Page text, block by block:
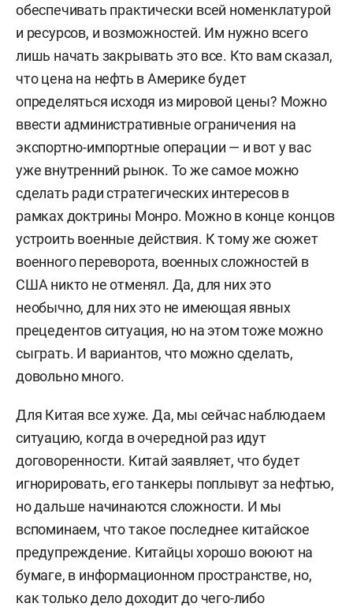
Владелец авторского телеграм-канала
«Геостратег» (более 130 тыс. подписчиков).
обеспечивать практически всей номенклатурой
и ресурсов, и возможностей. Им нужно всего
лишь начать закрывать это все. Кто вам сказал,
что цена на нефть в Америке будет
определяться исходя из мировой цены? Можно
ввести административные ограничения на
экспортно-импортные операции — и вот у вас
уже внутренний рынок. То же самое можно
сделать ради стратегических интересов в
рамках доктрины Монро. Можно в конце концов
устроить военные действия. К тому же сюжет
военного переворота, военных сложностей в
США никто не отменял. Да, для них это
необычно, для них это не имеющая явных
прецедентов ситуация, но на этом тоже можно
сыграть. И вариантов, что можно сделать,
довольно много.
Для Китая все хуже.Да, мы сейчас наблюдаем
ситуацию, когда в очередной раз идут
договоренности. Китай заявляет, что будет
игнорировать, его танкеры поплывут за нефтью,
но дальше начинаются сложности. И мы
вспоминаем, что такое последнее китайское
предупреждение. Китайцы хорошо воюют на
бумаге, в информационном пространстве, но,
как только дело доходит до чего-либо